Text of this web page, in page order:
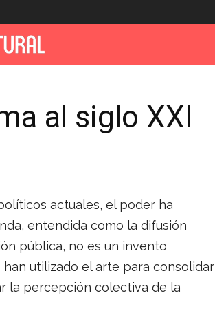
al siglo XXI
actuales, el poder ha
entendida como la difusión
pública, no es un invento
utilizado el arte para consolidar
la percepción colectiva de la